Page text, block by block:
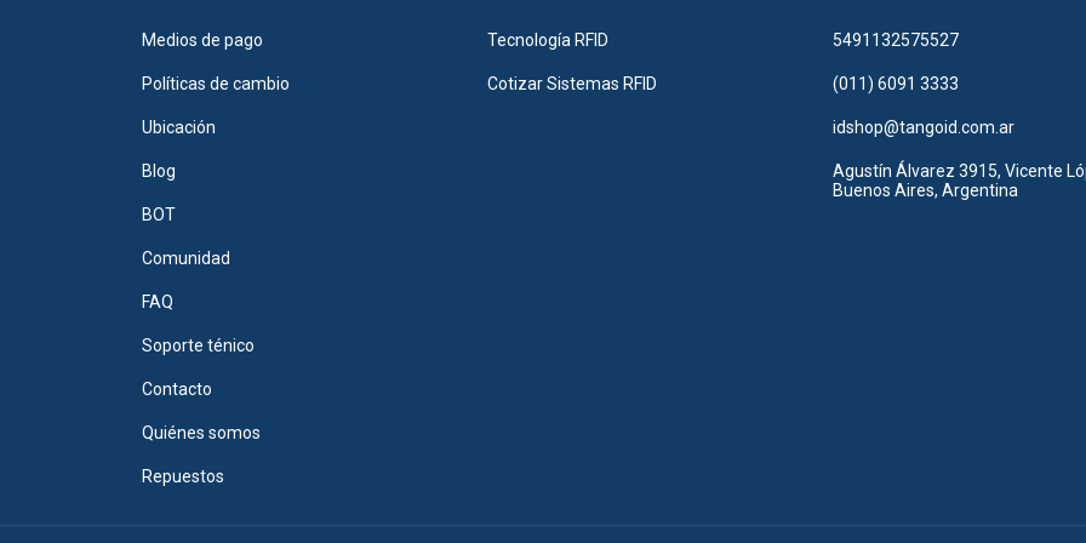
Medios de pago
Políticas de cambio
Ubicación
Blog
BOT
Comunidad
FAQ
Soporte ténico
Contacto
Quiénes somos
Repuestos
Tecnología RFID
Cotizar Sistemas RFID
5491132575527
(011) 6091 3333
idshop@tangoid.com.ar
Agustín Álvarez 3915, Vicente
Buenos Aires, Argentina